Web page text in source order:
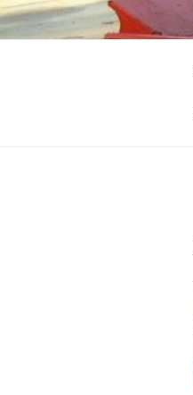
Zum
Inhalt